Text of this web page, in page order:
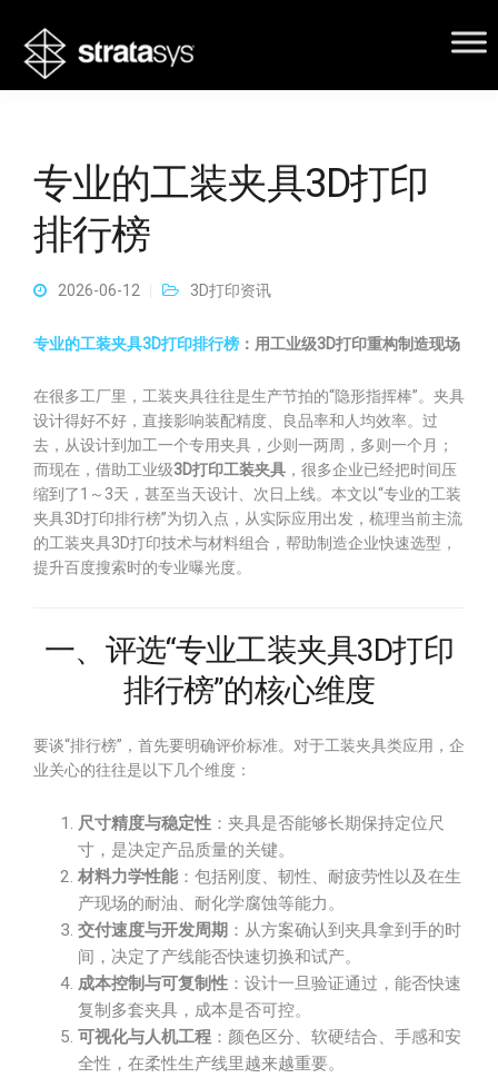
专业的工装夹具3D打印
排行榜
2026-06-12 3D打印资讯
专业的工装夹具3D打印排行榜 ：用工业级3D打印重构制造现场
在很多工厂里，工装夹具往往是生产节拍的“隐形指挥棒”。夹具
设计得好不好，直接影响装配精度、良品率和人均效率。过
去，从设计到加工一个专用夹具，少则一两周，多则一个月；
而现在，借助工业级3D打印工装夹具 ，很多企业已经把时间压
缩到了1～3天，甚至当天设计、次日上线。本文以“专业的工装
夹具3D打印排行榜”为切入点，从实际应用出发，梳理当前主流
的工装夹具3D打印技术与材料组合，帮助制造企业快速选型，
提升百度搜索时的专业曝光度。
一、评选“专业工装夹具3D打印
排行榜”的核心维度
要谈“排行榜”，首先要明确评价标准。对于工装夹具类应用，企
业关心的往往是以下几个维度：
尺寸精度与稳定性 ：夹具是否能够长期保持定位尺
寸，是决定产品质量的关键。
材料力学性能 ：包括刚度、韧性、耐疲劳性以及在生
产现场的耐油、耐化学腐蚀等能力。
交付速度与开发周期 ：从方案确认到夹具拿到手的时
间，决定了产线能否快速切换和试产。
成本控制与可复制性 ：设计一旦验证通过，能否快速
复制多套夹具，成本是否可控。
可视化与人机工程 ：颜色区分、软硬结合、手感和安
全性，在柔性生产线里越来越重要。